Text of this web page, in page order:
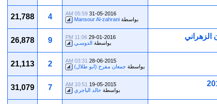
31-05-2016
05:59 AM
بواسطة Mansour Al-zahrani
4
21,788
29-01-2016
11:06 PM
بواسطة الدوسـي 9
26,878
28-06-2015
03:31 AM
بواسطة جمعان مفرح (ابو طلال) 2
21,113
19-05-2015
10:51 AM
بواسطة خالد الباجري 7
31,079